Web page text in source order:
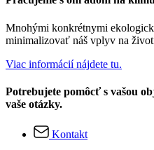
Mnohými konkrétnymi
minimalizovať náš vplyv na
Viac informácií nájdete tu.
Potrebujete pomôcť s vašou
vaše otázky.
Kontakt